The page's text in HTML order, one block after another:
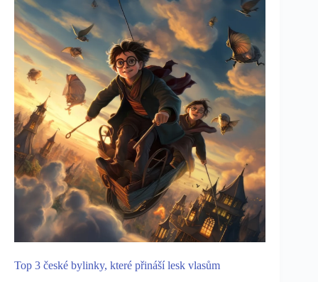
Top 3 české bylinky, které přináší lesk vlasům